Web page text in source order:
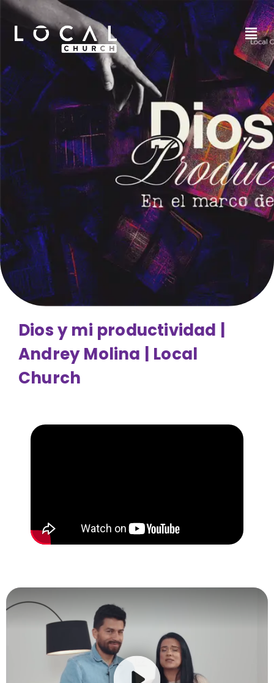
Dios y mi productividad |
Andrey Molina | Local
Church